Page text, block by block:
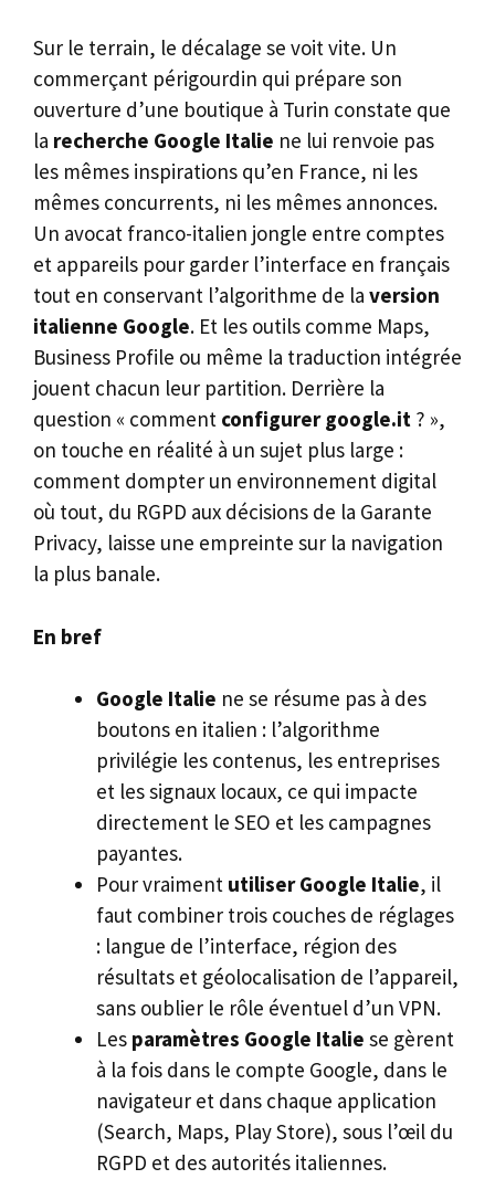
Sur le terrain, le décalage se voit vite. Un
commerçant périgourdin qui prépare son
ouverture d’une boutique à Turin constate que
la recherche Google Italie ne lui renvoie pas
les mêmes inspirations qu’en France, ni les
mêmes concurrents, ni les mêmes annonces.
Un avocat franco-italien jongle entre comptes
et appareils pour garder l’interface en français
tout en conservant l’algorithme de la version
italienne Google. Et les outils comme Maps,
Business Profile ou même la traduction intégrée
jouent chacun leur partition. Derrière la
question « comment configurer google.it ? »,
on touche en réalité à un sujet plus large :
comment dompter un environnement digital
où tout, du RGPD aux décisions de la Garante
Privacy, laisse une empreinte sur la navigation
la plus banale.
En bref
Google Italie ne se résume pas à des
boutons en italien : l’algorithme
privilégie les contenus, les entreprises
et les signaux locaux, ce qui impacte
directement le SEO et les campagnes
payantes.
Pour vraiment utiliser Google Italie, il
faut combiner trois couches de réglages
: langue de l’interface, région des
résultats et géolocalisation de l’appareil,
sans oublier le rôle éventuel d’un VPN.
Les paramètres Google Italie se gèrent
à la fois dans le compte Google, dans le
navigateur et dans chaque application
(Search, Maps, Play Store), sous l’œil du
RGPD et des autorités italiennes.